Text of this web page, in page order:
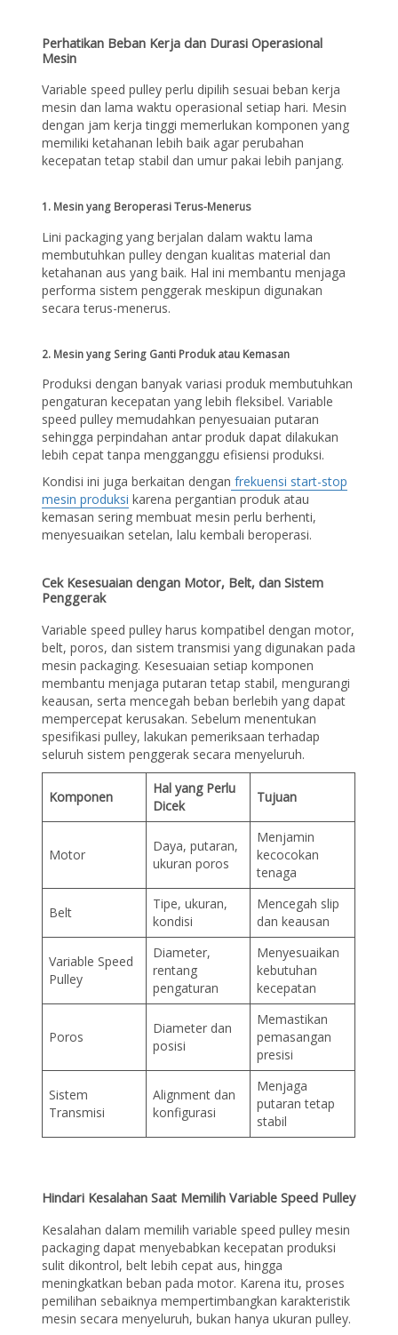
Perhatikan Beban Kerja dan Durasi Operasional
Mesin
Variable speed pulley perlu dipilih sesuai beban kerja
mesin dan lama waktu operasional setiap hari. Mesin
dengan jam kerja tinggi memerlukan komponen yang
memiliki ketahanan lebih baik agar perubahan
kecepatan tetap stabil dan umur pakai lebih panjang.
1. Mesin yang Beroperasi Terus-Menerus
Lini packaging yang berjalan dalam waktu lama
membutuhkan pulley dengan kualitas material dan
ketahanan aus yang baik. Hal ini membantu menjaga
performa sistem penggerak meskipun digunakan
secara terus-menerus.
2. Mesin yang Sering Ganti Produk atau Kemasan
Produksi dengan banyak variasi produk membutuhkan
pengaturan kecepatan yang lebih fleksibel. Variable
speed pulley memudahkan penyesuaian putaran
sehingga perpindahan antar produk dapat dilakukan
lebih cepat tanpa mengganggu efisiensi produksi.
Kondisi ini juga berkaitan dengan frekuensi start-stop
mesin produksi karena pergantian produk atau
kemasan sering membuat mesin perlu berhenti,
menyesuaikan setelan, lalu kembali beroperasi.
Cek Kesesuaian dengan Motor, Belt, dan Sistem
Penggerak
Variable speed pulley harus kompatibel dengan motor,
belt, poros, dan sistem transmisi yang digunakan pada
mesin packaging. Kesesuaian setiap komponen
membantu menjaga putaran tetap stabil, mengurangi
keausan, serta mencegah beban berlebih yang dapat
mempercepat kerusakan. Sebelum menentukan
spesifikasi pulley, lakukan pemeriksaan terhadap
seluruh sistem penggerak secara menyeluruh.
Komponen
Hal yang Perlu
Dicek
Tujuan
Motor
Daya, putaran,
ukuran poros
Menjamin
kecocokan
tenaga
Belt
Tipe, ukuran,
kondisi
Mencegah slip
dan keausan
Variable Speed
Pulley
Diameter,
rentang
pengaturan
Menyesuaikan
kebutuhan
kecepatan
Poros
Diameter dan
posisi
Memastikan
pemasangan
presisi
Sistem
Transmisi
Alignment dan
konfigurasi
Menjaga
putaran tetap
stabil
Hindari Kesalahan Saat Memilih Variable Speed Pulley
Kesalahan dalam memilih variable speed pulley mesin
packaging dapat menyebabkan kecepatan produksi
sulit dikontrol, belt lebih cepat aus, hingga
meningkatkan beban pada motor. Karena itu, proses
pemilihan sebaiknya mempertimbangkan karakteristik
mesin secara menyeluruh, bukan hanya ukuran pulley.